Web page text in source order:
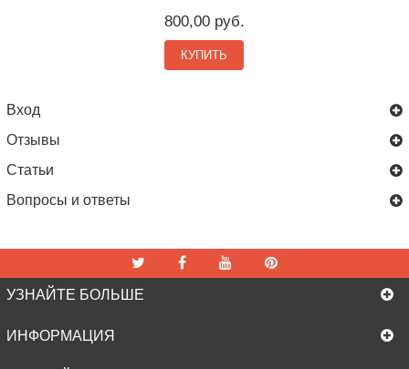
800,00 руб.
КУПИТЬ
Вход
Отзывы
Статьи
Вопросы и ответы
УЗНАЙТЕ БОЛЬШЕ
ИНФОРМАЦИЯ